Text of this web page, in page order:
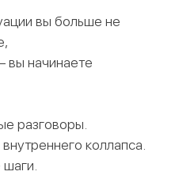
вы больше не
вы начинаете
разговоры.
коллапса.